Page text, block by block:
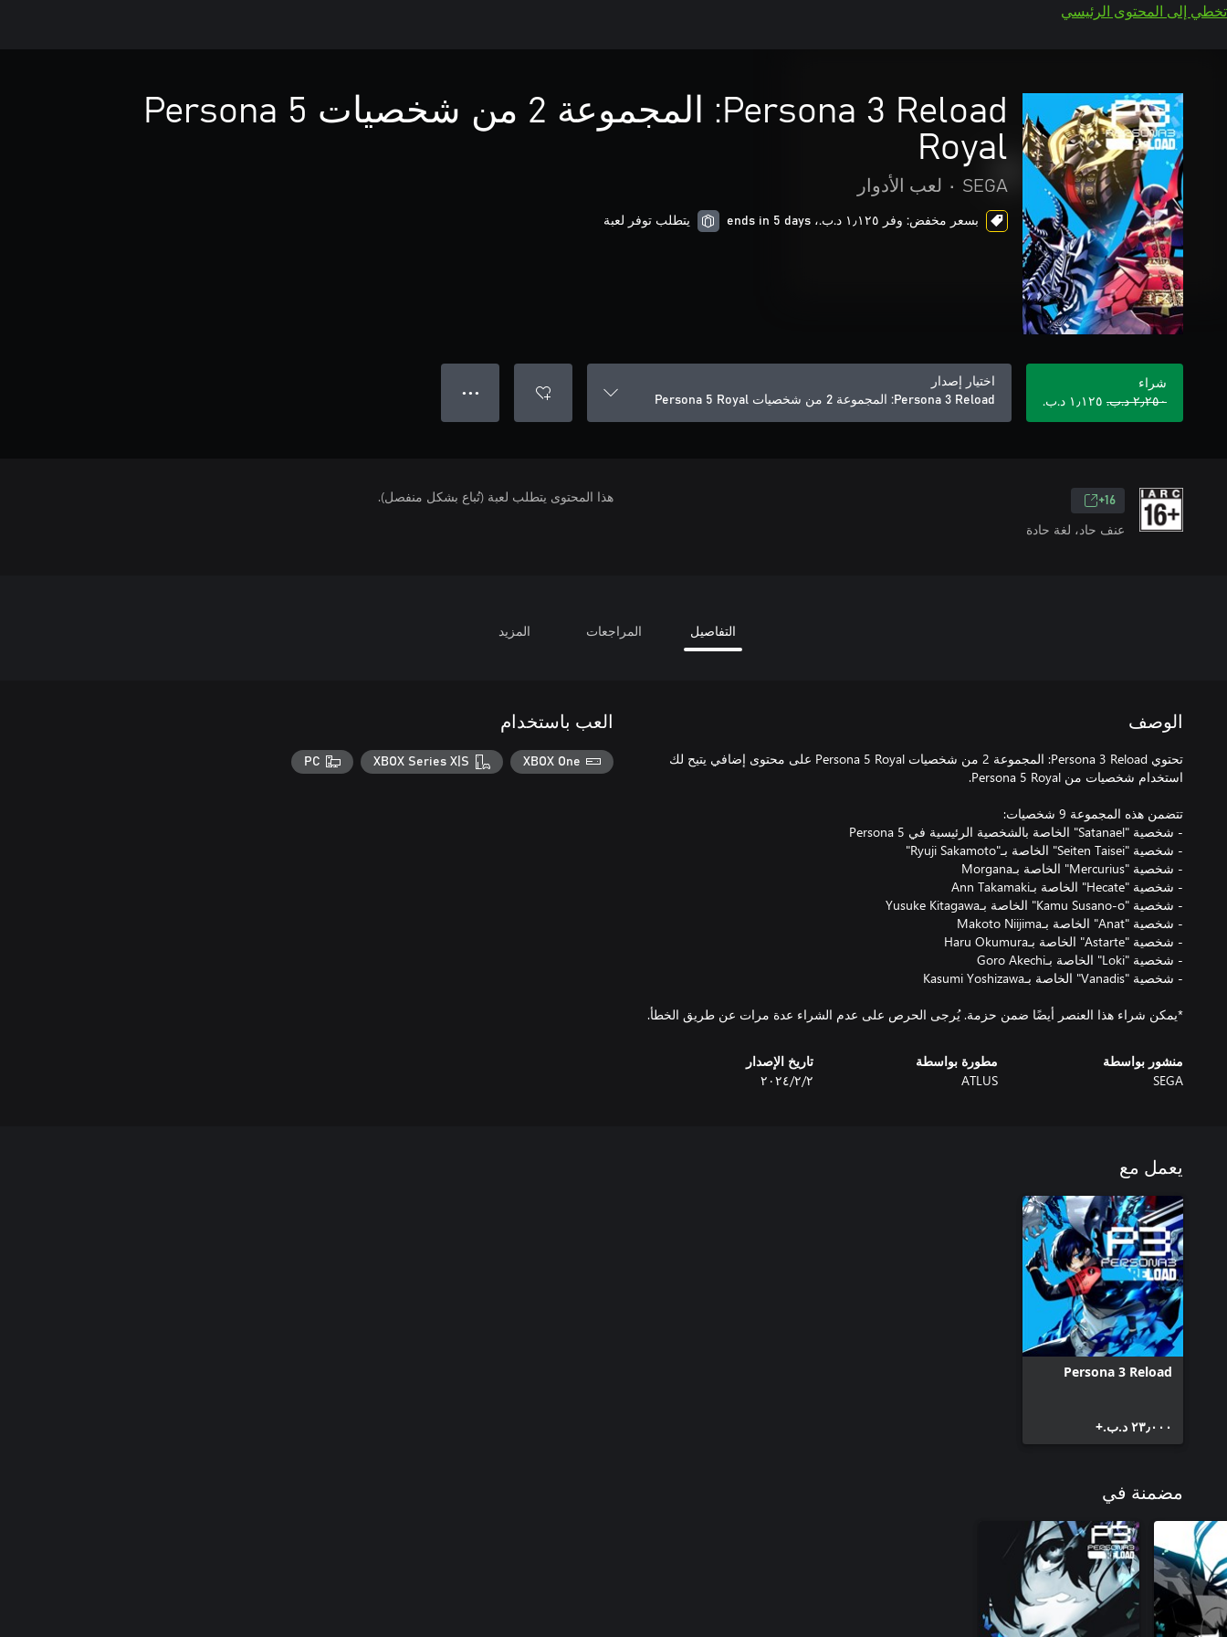
تخطي إلى المحتوى الرئيسي
Persona 3 Reload: المجموعة 2 من شخصيات Persona 5
Royal
SEGA
• لعب الأدوار
بسعر مخفض: وفر ١٫١٢٥ د.ب.‏، ends in 5 days يتطلب توفر لعبة
شراء
٢٫٢٥٠ د.ب.‏
١٫١٢٥ د.ب.‏
اختيار إصدار
Persona 3 Reload: المجموعة 2 من شخصيات Persona 5 Royal
● ● ●
16+
عنف حاد، لغة حادة
هذا المحتوى يتطلب لعبة (تُباع بشكل منفصل).
التفاصيل المراجعات المزيد
الوصف
تحتوي Persona 3 Reload: المجموعة 2 من شخصيات Persona 5 Royal على محتوى إضافي يتيح لك
*يمكن شراء هذا العنصر أيضًا ضمن حزمة. يُرجى الحرص على عدم الشراء عدة مرات عن طريق الخطأ.
منشور بواسطة
SEGA
مطورة بواسطة
ATLUS
تاريخ الإصدار
٢‏/٢‏/٢٠٢٤
العب باستخدام
XBOX One
XBOX Series X|S
PC
يعمل مع
Persona 3 Reload
٢٣٫٠٠٠ د.ب.‏+
مضمنة في